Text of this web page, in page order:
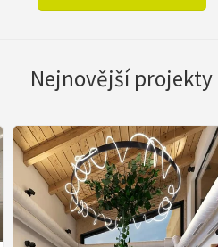
Nejnovější projekty